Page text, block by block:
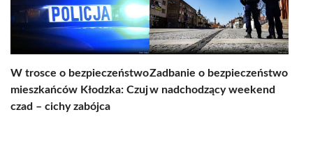
W trosce o bezpieczeństwo
mieszkańców Kłodzka: Czuj
czad – cichy zabójca
Zadbanie o bezpieczeństwo
w nadchodzący weekend